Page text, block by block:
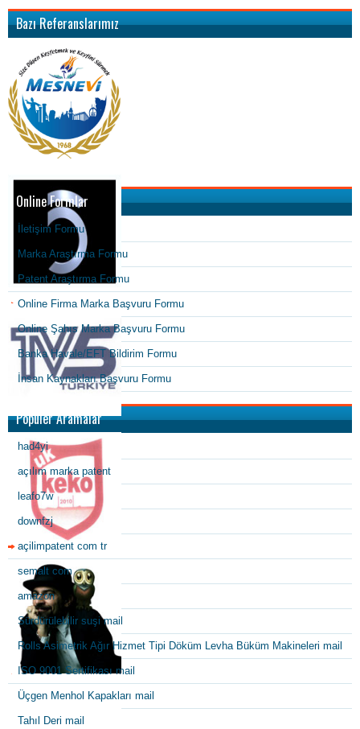
Bazı Referanslarımız
Online Formlar
İletişim Formu
Marka Araştırma Formu
Patent Araştırma Formu
Online Firma Marka Başvuru Formu
Online Şahıs Marka Başvuru Formu
Banka Havale/EFT Bildirim Formu
İnsan Kaynakları Başvuru Formu
Popüler Aramalar
had4yi
açılım marka patent
leafo7w
downfzj
açilimpatent com tr
semalt com
amazon
Sürdürülebilir suşi mail
Rolls Asimetrik Ağır Hizmet Tipi Döküm Levha Büküm Makineleri mail
ISO 9001 Sertifikası mail
Üçgen Menhol Kapakları mail
Tahıl Deri mail